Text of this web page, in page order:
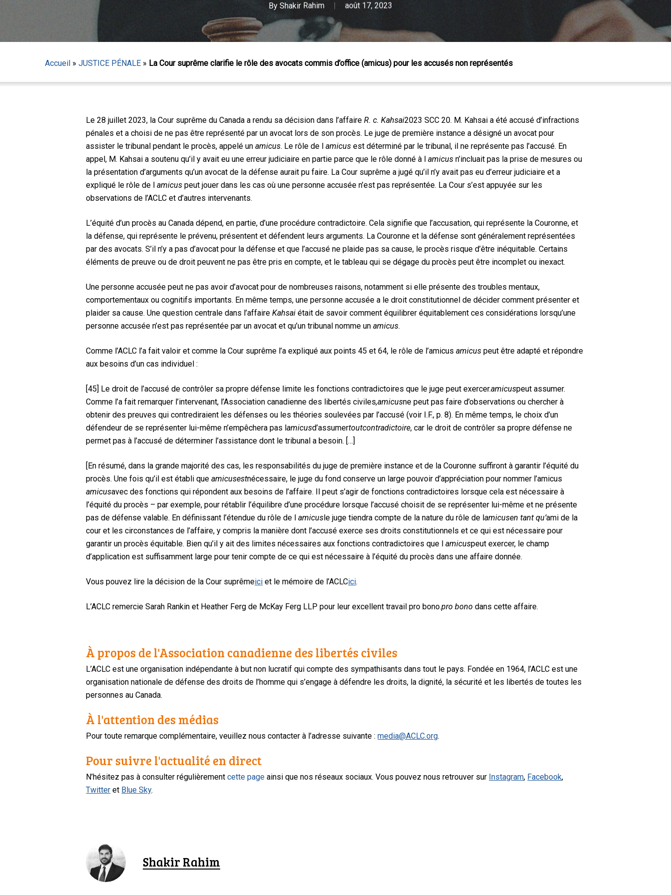
Appuyez sur Entrée pour lancer la recherche ou sur Échap pour fermer
By Shakir Rahim août 17, 2023
Accueil » JUSTICE PÉNALE » La Cour suprême clarifie le rôle des avocats commis d’office (amicus) pour les accusés non représentés
Le 28 juillet 2023, la Cour suprême du Canada a rendu sa décision dans l’affaireR. c. Kahsai2023 SCC 20. M. Kahsai a été accusé d’infractions
pénales et a choisi de ne pas être représenté par un avocat lors de son procès. Le juge de première instance a désigné un avocat pour
assister le tribunal pendant le procès, appelé unamicus. Le rôle de lamicus est déterminé par le tribunal, il ne représente pas l’accusé. En
appel, M. Kahsai a soutenu qu’il y avait eu une erreur judiciaire en partie parce que le rôle donné à lamicusn’incluait pas la prise de mesures ou
la présentation d’arguments qu’un avocat de la défense aurait pu faire. La Cour suprême a jugé qu’il n’y avait pas eu d’erreur judiciaire et a
expliqué le rôle de lamicuspeut jouer dans les cas où une personne accusée n’est pas représentée. La Cour s’est appuyée sur les
observations de l’ACLC et d’autres intervenants.
L’équité d’un procès au Canada dépend, en partie, d’une procédure contradictoire. Cela signifie que l’accusation, qui représente la Couronne, et
la défense, qui représente le prévenu, présentent et défendent leurs arguments. La Couronne et la défense sont généralement représentées
par des avocats. S’il n’y a pas d’avocat pour la défense et que l’accusé ne plaide pas sa cause, le procès risque d’être inéquitable. Certains
éléments de preuve ou de droit peuvent ne pas être pris en compte, et le tableau qui se dégage du procès peut être incomplet ou inexact.
Une personne accusée peut ne pas avoir d’avocat pour de nombreuses raisons, notamment si elle présente des troubles mentaux,
comportementaux ou cognitifs importants. En même temps, une personne accusée a le droit constitutionnel de décider comment présenter et
plaider sa cause. Une question centrale dans l’affaireKahsai était de savoir comment équilibrer équitablement ces considérations lorsqu’une
personne accusée n’est pas représentée par un avocat et qu’un tribunal nomme unamicus.
Comme l’ACLC l’a fait valoir et comme la Cour suprême l’a expliqué aux points 45 et 64, le rôle de l’amicusamicus peut être adapté et répondre
aux besoins d’un cas individuel :
[45] Le droit de l’accusé de contrôler sa propre défense limite les fonctions contradictoires que le juge peut exercer.amicuspeut assumer.
Comme l’a fait remarquer l’intervenant, l’Association canadienne des libertés civiles,amicusne peut pas faire d’observations ou chercher à
obtenir des preuves qui contrediraient les défenses ou les théories soulevées par l’accusé (voir I.F., p. 8). En même temps, le choix d’un
défendeur de se représenter lui-même n’empêchera pas lamicusd’assumertoutcontradictoire, car le droit de contrôler sa propre défense ne
permet pas à l’accusé de déterminer l’assistance dont le tribunal a besoin. […]
[En résumé, dans la grande majorité des cas, les responsabilités du juge de première instance et de la Couronne suffiront à garantir l’équité du
procès. Une fois qu’il est établi queamicusestnécessaire, le juge du fond conserve un large pouvoir d’appréciation pour nommer l’amicus
amicusavec des fonctions qui répondent aux besoins de l’affaire. Il peut s’agir de fonctions contradictoires lorsque cela est nécessaire à
l’équité du procès – par exemple, pour rétablir l’équilibre d’une procédure lorsque l’accusé choisit de se représenter lui-même et ne présente
pas de défense valable. En définissant l’étendue du rôle de l amicusle juge tiendra compte de la nature du rôle de lamicusen tant qu’ami de la
cour et les circonstances de l’affaire, y compris la manière dont l’accusé exerce ses droits constitutionnels et ce qui est nécessaire pour
garantir un procès équitable. Bien qu’il y ait des limites nécessaires aux fonctions contradictoires que l amicuspeut exercer, le champ
d’application est suffisamment large pour tenir compte de ce qui est nécessaire à l’équité du procès dans une affaire donnée.
Vous pouvez lire la décision de la Cour suprêmeici et le mémoire de l’ACLCici.
L’ACLC remercie Sarah Rankin et Heather Ferg de McKay Ferg LLP pour leur excellent travail pro bono.pro bono dans cette affaire.
À propos de l'Association canadienne des libertés civiles
L’ACLC est une organisation indépendante à but non lucratif qui compte des sympathisants dans tout le pays. Fondée en 1964, l’ACLC est une
organisation nationale de défense des droits de l’homme qui s’engage à défendre les droits, la dignité, la sécurité et les libertés de toutes les
personnes au Canada.
À l'attention des médias
Pour toute remarque complémentaire, veuillez nous contacter à l’adresse suivante :media@ACLC.org.
Pour suivre l'actualité en direct
N’hésitez pas à consulter régulièrementcette page ainsi que nos réseaux sociaux. Vous pouvez nous retrouver sur Instagram, Facebook,
Twitter et Blue Sky.
Shakir Rahim